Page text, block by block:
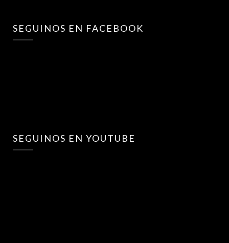
SEGUINOS EN FACEBOOK
SEGUINOS EN YOUTUBE